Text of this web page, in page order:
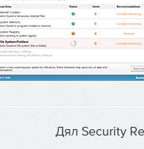
Дял Security